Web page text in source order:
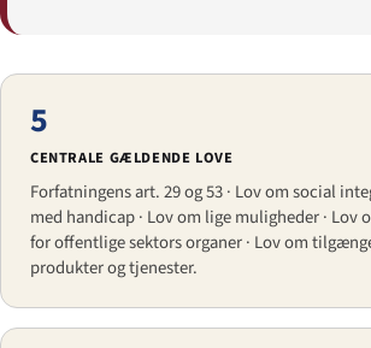
5
CENTRALE GÆLDENDE LOVE
Forfatningens art. 29 og 53 · Lov om social
med handicap · Lov om lige muligheder ·
for offentlige sektors organer · Lov om
produkter og tjenester.